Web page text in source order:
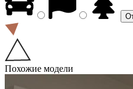
Похожие модели